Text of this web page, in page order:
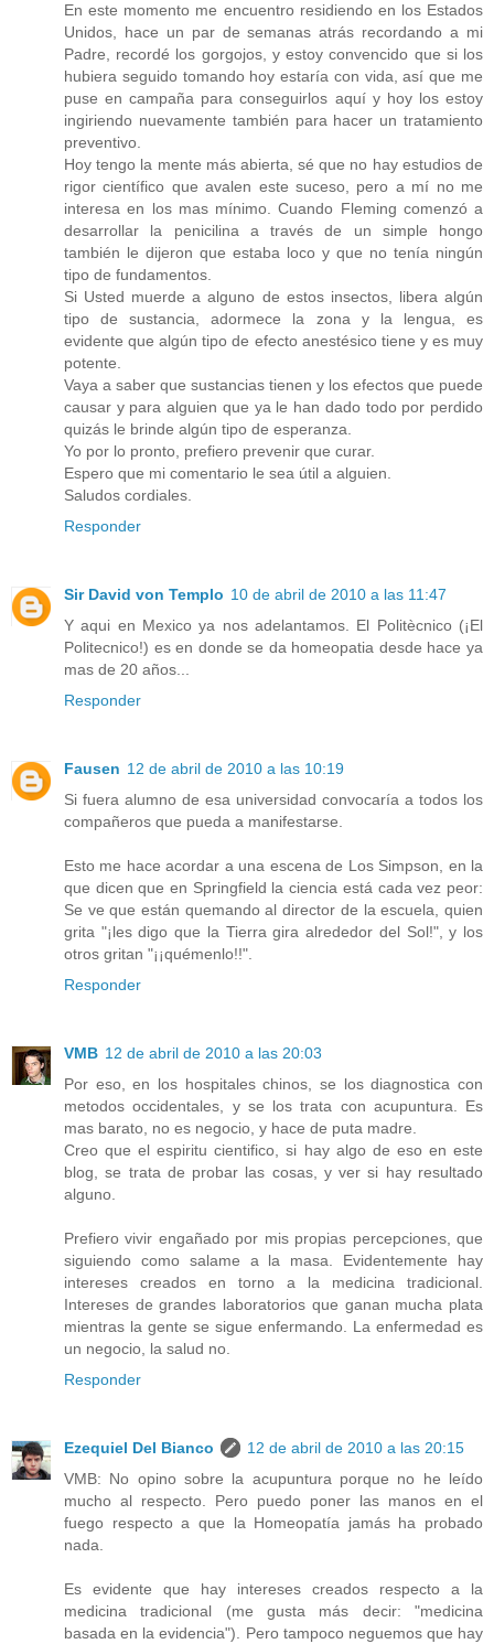
En este momento me encuentro residiendo en los Estados
Unidos, hace un par de semanas atrás recordando a mi
Padre, recordé los gorgojos, y estoy convencido que si los
hubiera seguido tomando hoy estaría con vida, así que me
puse en campaña para conseguirlos aquí y hoy los estoy
ingiriendo nuevamente también para hacer un tratamiento
preventivo.
Hoy tengo la mente más abierta, sé que no hay estudios de
rigor científico que avalen este suceso, pero a mí no me
interesa en los mas mínimo. Cuando Fleming comenzó a
desarrollar la penicilina a través de un simple hongo
también le dijeron que estaba loco y que no tenía ningún
tipo de fundamentos.
Si Usted muerde a alguno de estos insectos, libera algún
tipo de sustancia, adormece la zona y la lengua, es
evidente que algún tipo de efecto anestésico tiene y es muy
potente.
Vaya a saber que sustancias tienen y los efectos que puede
causar y para alguien que ya le han dado todo por perdido
quizás le brinde algún tipo de esperanza.
Yo por lo pronto, prefiero prevenir que curar.
Espero que mi comentario le sea útil a alguien.
Saludos cordiales.
Responder
Sir David von Templo 10 de abril de 2010 a las 11:47
Y aqui en Mexico ya nos adelantamos. El Politècnico (¡El
Politecnico!) es en donde se da homeopatia desde hace ya
mas de 20 años...
Responder
Fausen 12 de abril de 2010 a las 10:19
Si fuera alumno de esa universidad convocaría a todos los
compañeros que pueda a manifestarse.
Esto me hace acordar a una escena de Los Simpson, en la
que dicen que en Springfield la ciencia está cada vez peor:
Se ve que están quemando al director de la escuela, quien
grita "¡les digo que la Tierra gira alrededor del Sol!", y los
otros gritan "¡¡quémenlo!!".
Responder
VMB 12 de abril de 2010 a las 20:03
Por eso, en los hospitales chinos, se los diagnostica con
metodos occidentales, y se los trata con acupuntura. Es
mas barato, no es negocio, y hace de puta madre.
Creo que el espiritu cientifico, si hay algo de eso en este
blog, se trata de probar las cosas, y ver si hay resultado
alguno.
Prefiero vivir engañado por mis propias percepciones, que
siguiendo como salame a la masa. Evidentemente hay
intereses creados en torno a la medicina tradicional.
Intereses de grandes laboratorios que ganan mucha plata
mientras la gente se sigue enfermando. La enfermedad es
un negocio, la salud no.
Responder
Ezequiel Del Bianco
12 de abril de 2010 a las 20:15
VMB: No opino sobre la acupuntura porque no he leído
mucho al respecto. Pero puedo poner las manos en el
fuego respecto a que la Homeopatía jamás ha probado
nada.
Es evidente que hay intereses creados respecto a la
medicina tradicional (me gusta más decir: "medicina
basada en la evidencia"). Pero tampoco neguemos que hay